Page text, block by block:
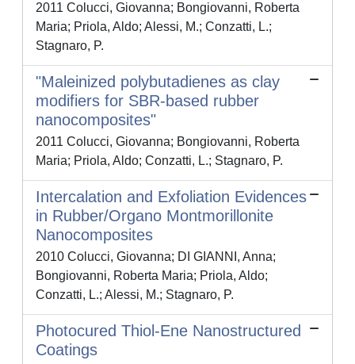
2011 Colucci, Giovanna; Bongiovanni, Roberta
Maria; Priola, Aldo; Alessi, M.; Conzatti, L.;
Stagnaro, P.
"Maleinized polybutadienes as clay
modifiers for SBR-based rubber
nanocomposites"
2011 Colucci, Giovanna; Bongiovanni, Roberta
Maria; Priola, Aldo; Conzatti, L.; Stagnaro, P.
Intercalation and Exfoliation Evidences
in Rubber/Organo Montmorillonite
Nanocomposites
2010 Colucci, Giovanna; DI GIANNI, Anna;
Bongiovanni, Roberta Maria; Priola, Aldo;
Conzatti, L.; Alessi, M.; Stagnaro, P.
Photocured Thiol-Ene Nanostructured
Coatings